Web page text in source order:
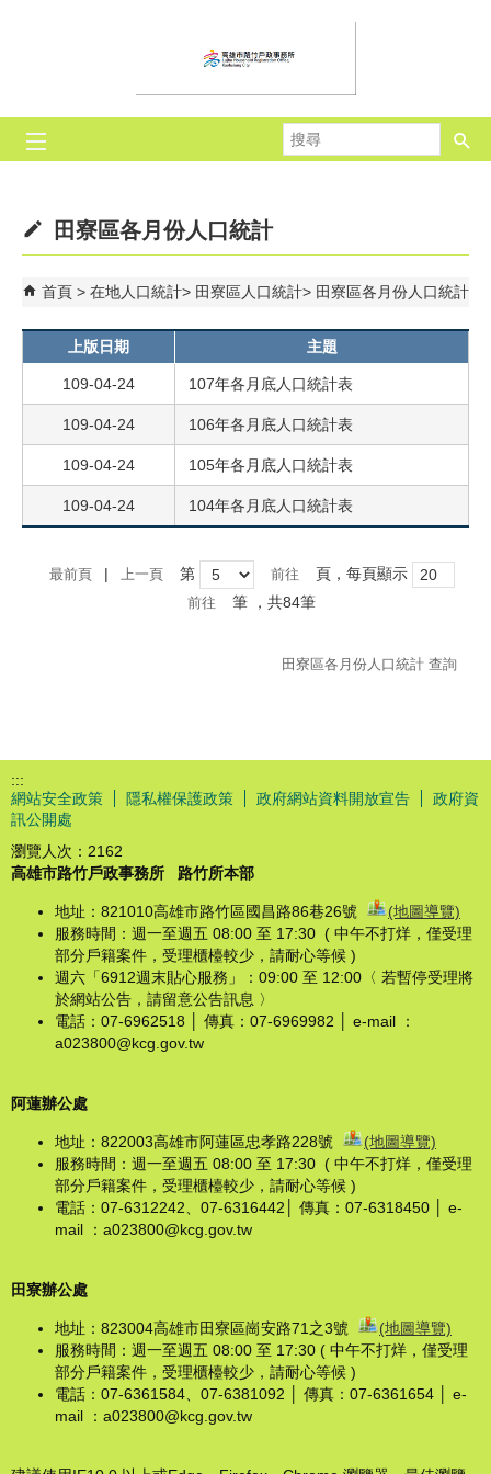
尋
田寮區各月份人口統計
首頁 在地人口統計 田寮區人口統計 田寮區各月份人口統計
上版日期 主題
109-04-24 107年各月底人口統計表
109-04-24 106年各月底人口統計表
109-04-24 105年各月底人口統計表
109-04-24 104年各月底人口統計表
最前頁 | 上一頁 第
頁，每頁顯示
筆
，共84筆
田寮區各月份人口統計 查詢
:::
網站安全政策
隱私權保護政策 政府網站資料開放宣告
政府資
訊公開處
瀏覽人次： 2162
高雄市路竹戶政事務所
路竹所本部
地址：821010高雄市路竹區國昌路86巷26號
(地圖導覽)
服務時間：週一至週五 08:00 至 17:30 ( 中午不打烊，僅受理
部分戶籍案件，受理櫃檯較少，請耐心等候 )
週六「6912週末貼心服務」：09:00 至 12:00〈 若暫停受理將
於網站公告，請留意公告訊息 〉
電話：07-6962518 │ 傳真：07-6969982 │ e-mail ：
a023800@kcg.gov.tw
阿蓮辦公處
地址：822003高雄市阿蓮區忠孝路228號
(地圖導覽)
服務時間：週一至週五 08:00 至 17:30 ( 中午不打烊，僅受理
部分戶籍案件，受理櫃檯較少，請耐心等候 )
電話：07-6312242、07-6316442│ 傳真：07-6318450 │ e-
mail ：a023800@kcg.gov.tw
田寮辦公處
地址：823004高雄市田寮區崗安路71之3號
(地圖導覽)
服務時間：週一至週五 08:00 至 17:30 ( 中午不打烊，僅受理
部分戶籍案件，受理櫃檯較少，請耐心等候 )
電話：07-6361584、07-6381092 │ 傳真：07-6361654 │ e-
mail ：a023800@kcg.gov.tw